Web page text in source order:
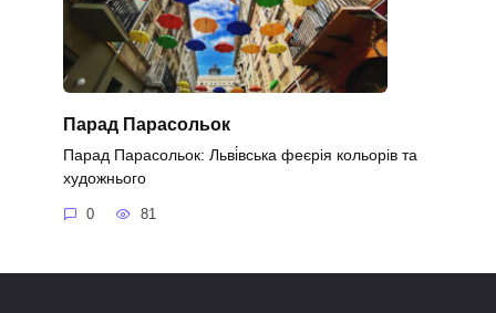
Парад Парасольок
Парад Парасольок: Льві́вська феєрія кольорів та
художнього
0 81